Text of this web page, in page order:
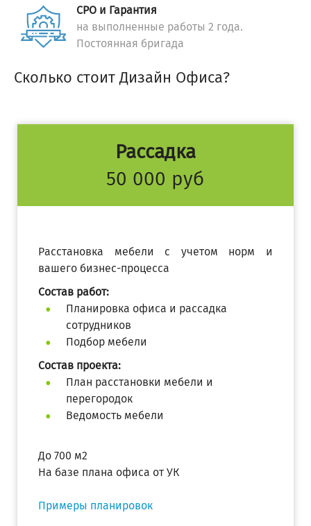
СРО и Гарантия
на выполненные работы 2 года.
Постоянная бригада
Сколько стоит Дизайн Офиса?
Рассадка
50 000 руб
Расстановка мебели с учетом норм и
вашего бизнес-процесса
Состав работ:
Планировка офиса и рассадка
сотрудников
Подбор мебели
Состав проекта:
План расстановки мебели и
перегородок
Ведомость мебели
До 700 м2
На базе плана офиса от УК
Примеры планировок